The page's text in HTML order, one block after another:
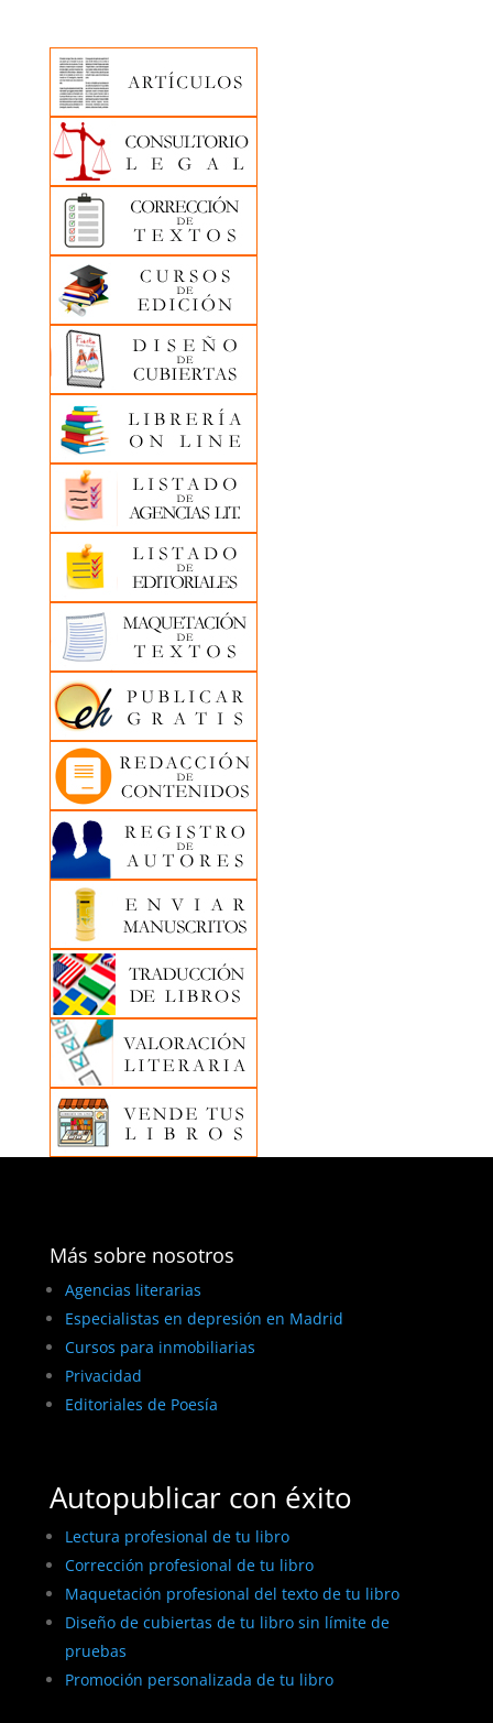
Más sobre nosotros
Agencias literarias
Especialistas en depresión en Madrid
Cursos para inmobiliarias
Privacidad
Editoriales de Poesía
Autopublicar con éxito
Lectura profesional de tu libro
Corrección profesional de tu libro
Maquetación profesional del texto de tu libro
Diseño de cubiertas de tu libro sin límite de
pruebas
Promoción personalizada de tu libro